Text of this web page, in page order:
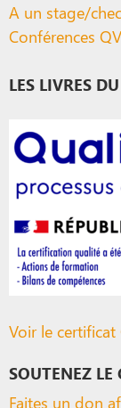
A un stage/
Conférences
LES LIVRES
Voir le
SOUTENEZ LE
Faites un don